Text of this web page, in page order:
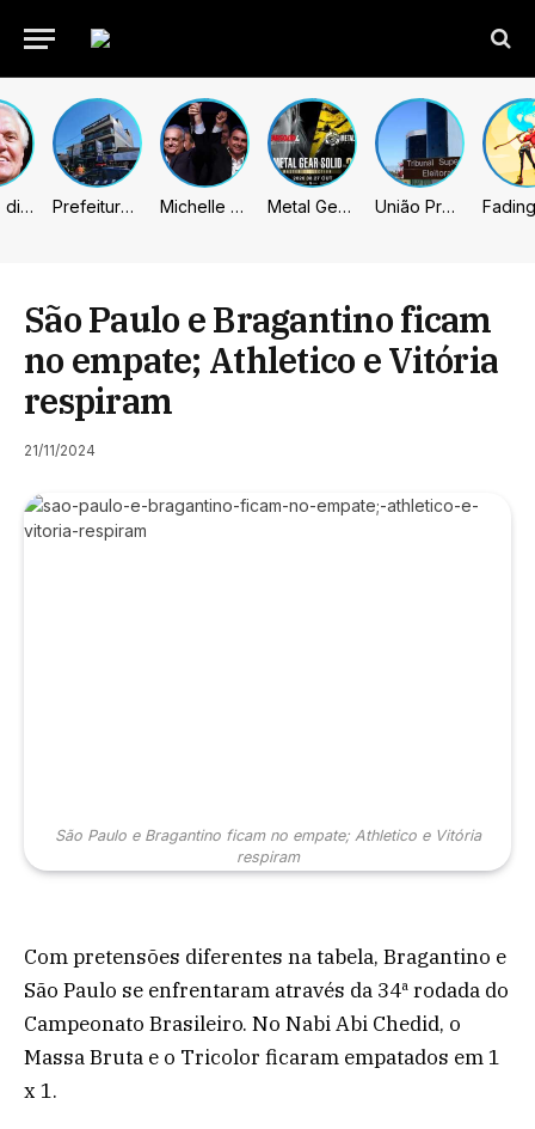
Caiado diz que “governa” com emendas e julga facções terroristas Prefeitura de Sumaré inaugura nova subsede da GCM na Área Cura Michelle celebra vice de Flávio: “Que chapa possa ser vitoriosa” Metal Gear Solid: Master Collection 2 terá legendas e menus em portugues União Progressista e PL terão mais tempo de propaganda eleitoral
São Paulo e Bragantino ficam
no empate; Athletico e Vitória
respiram
21/11/2024
São Paulo e Bragantino ficam no empate; Athletico e Vitória
respiram
Com pretensões diferentes na tabela, Bragantino e
São Paulo se enfrentaram através da 34ª rodada do
Campeonato Brasileiro. No Nabi Abi Chedid, o
Massa Bruta e o Tricolor ficaram empatados em 1
x 1.